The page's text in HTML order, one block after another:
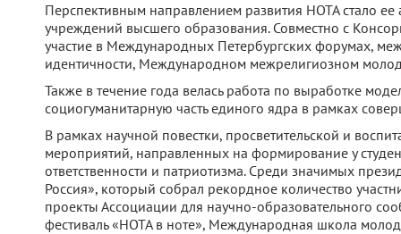
Перспективным направлением развития НОТА стало
учреждений высшего образования. Совместно с
участие в Международных Петербургских форумах,
идентичности, Международном межрелигиозном
Также в течение года велась работа по выработке
социогуманитарную часть единого ядра в рамках
В рамках научной повестки, просветительской и
мероприятий, направленных на формирование у
ответственности и патриотизма. Среди значимых
Россия», который собрал рекордное количество
проекты Ассоциации для научно-образовательного
фестиваль «НОТА в ноте», Международная школа